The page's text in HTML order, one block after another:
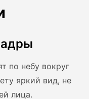
по небу вокруг
яркий вид, не
лица.